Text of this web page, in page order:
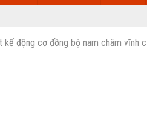
kế động cơ đồng bộ nam châm vĩnh